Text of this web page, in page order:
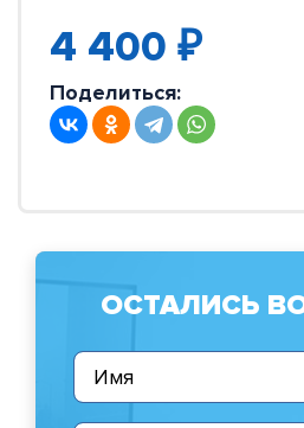
4 400 ₽
Поделиться:
ОСТАЛИСЬ